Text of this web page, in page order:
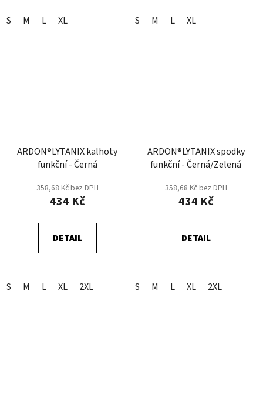
S M L XL S M L XL
ARDON®LYTANIX kalhoty
funkční - Černá
358,68 Kč bez DPH
434 Kč
DETAIL
S M L XL 2XL
ARDON®LYTANIX spodky
funkční - Černá/Zelená
358,68 Kč bez DPH
434 Kč
DETAIL
S M L XL 2XL